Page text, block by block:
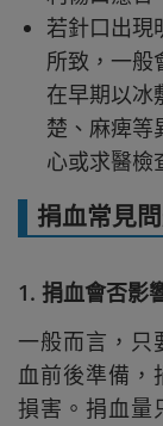
若針口出現
所致，一般
在早期以冰
楚、麻痺等
心或求醫檢
捐血常見
1. 捐血會否影
一般而言，只
血前後準備，
損害。捐血量